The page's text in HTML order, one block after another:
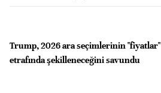
Trump, 2026 ara seçimlerinin "fiyatlar"
etrafında şekilleneceğini savundu